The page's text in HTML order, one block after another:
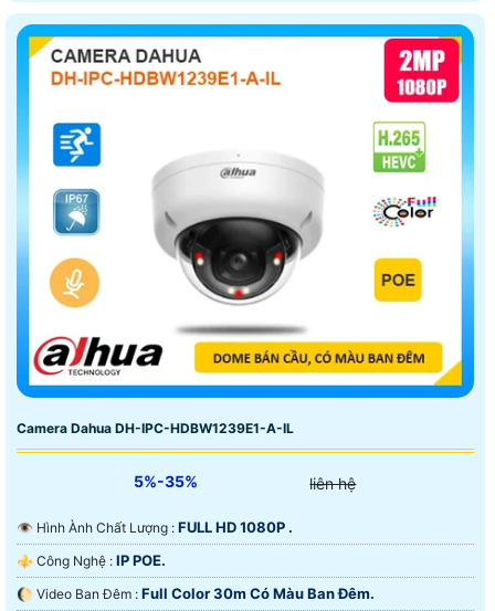
Camera Dahua DH-IPC-HDBW1239E1-A-IL
5%-35% liên hệ
👁 Hình Ành Chất Lượng : FULL HD 1080P .
⚜️ Công Nghệ : IP POE.
🌔 Video Ban Đêm : Full Color 30m Có Màu Ban Ðêm.